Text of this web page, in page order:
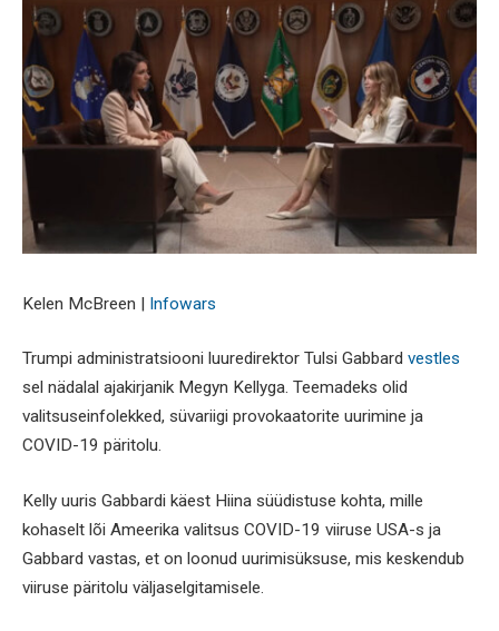
Kelen McBreen | Infowars
Trumpi administratsiooni luuredirektor Tulsi Gabbard vestles
sel nädalal ajakirjanik Megyn Kellyga. Teemadeks olid
valitsuseinfolekked, süvariigi provokaatorite uurimine ja
COVID-19 päritolu.
Kelly uuris Gabbardi käest Hiina süüdistuse kohta, mille
kohaselt lõi Ameerika valitsus COVID-19 viiruse USA-s ja
Gabbard vastas, et on loonud uurimisüksuse, mis keskendub
viiruse päritolu väljaselgitamisele.